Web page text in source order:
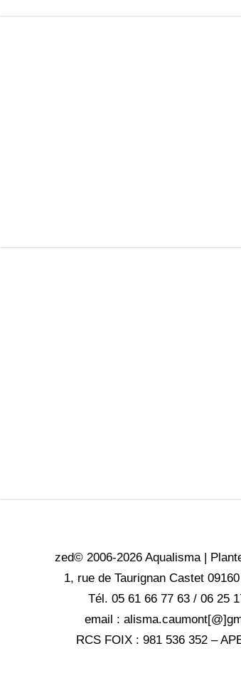
zed© 2006-2026 Aqualisma |
1, rue de Taurignan Castet
Tél. 05 61 66 77 63 / 06 25
email :
RCS FOIX : 981 536 352 –